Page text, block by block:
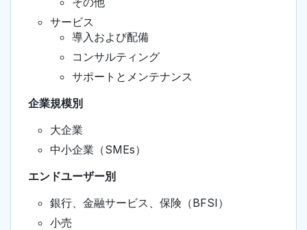
サービス
導入および配備
コンサルティング
サポートとメンテナンス
企業規模別
大企業
中小企業（SMEs）
エンドユーザー別
銀行、金融サービス、保険（BFSI）
小売